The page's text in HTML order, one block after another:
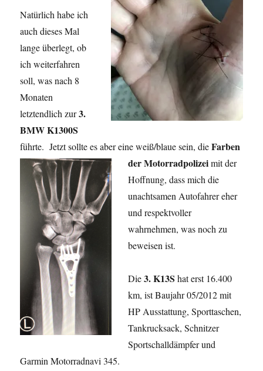
Natürlich habe ich
auch dieses Mal
lange überlegt, ob
ich weiterfahren
soll, was nach 8
Monaten
letztendlich zur3.
BMW K1300S
führte. Jetzt sollte es aber eine weiß/blaue sein, dieFarben
derMotorradpolizeimit der
Hoffnung, dass mich die
unachtsamen Autofahrer eher
und respektvoller
wahrnehmen, was noch zu
beweisen ist.
Die3. K13Shat erst 16.400
km, ist Baujahr 05/2012 mit
HP Ausstattung, Sporttaschen,
Tankrucksack, Schnitzer
Sportschalldämpfer und
Garmin Motorradnavi 345.